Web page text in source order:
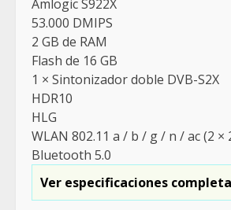
Amlogic S922X
53.000 DMIPS
2 GB de RAM
Flash de 16 GB
1 × Sintonizador doble DVB-S2X
HDR10
HLG
WLAN 802.11 a / b / g / n / ac (2 ×
Bluetooth 5.0
Ver especificaciones